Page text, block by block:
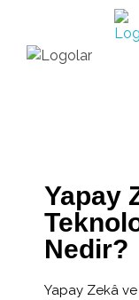
Yapay
Nedir?
Yapay Zekâ